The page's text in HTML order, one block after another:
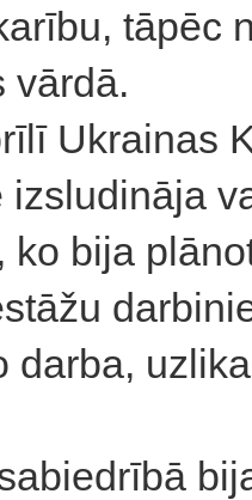
tāpēc
vārdā.
Ukrainas
izsludināja
ko bija
darba,